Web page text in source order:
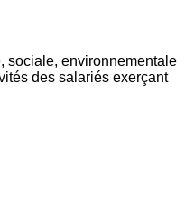
sociale, environnementale
des salariés exerçant